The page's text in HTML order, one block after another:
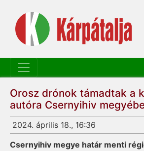
Orosz drónok támadtak a
autóra Csernyihiv
2024. április 18., 16:36
Csernyihiv megye határ menti